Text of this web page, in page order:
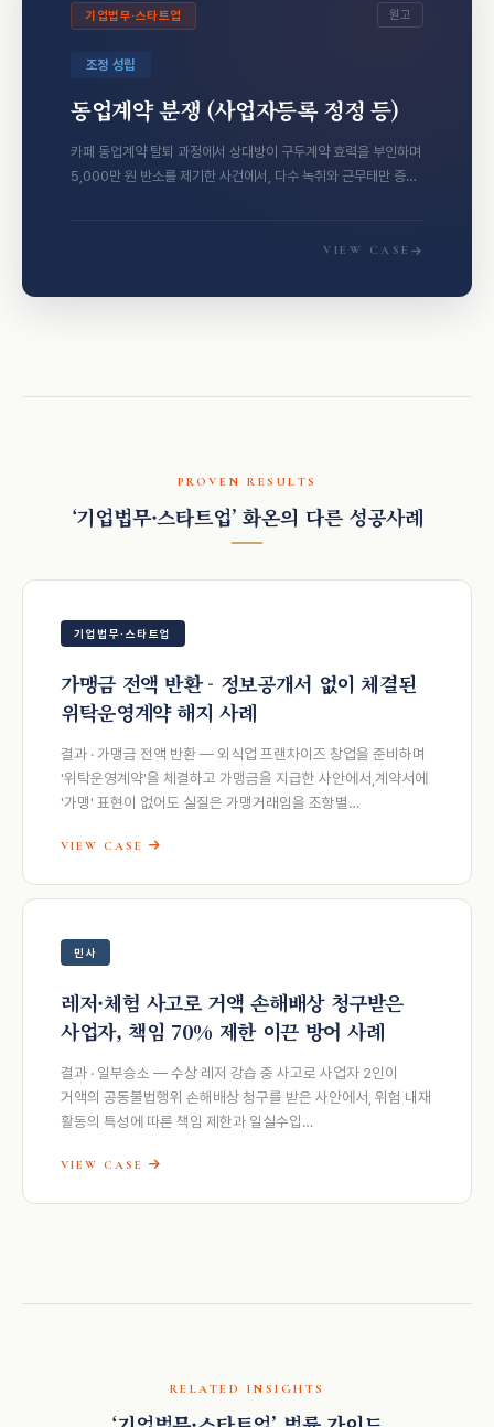
기업법무·스타트업 원고
조정 성립
동업계약 분쟁 (사업자등록 정정 등)
카페 동업계약 탈퇴 과정에서 상대방이 구두계약 효력을 부인하며
5,000만 원 반소를 제기한 사건에서, 다수 녹취와 근무태만 증거
VIEW CASE
PROVEN RESULTS
‘기업법무·스타트업’ 화온의 다른 성공사례
기업법무·스타트업
가맹금 전액 반환 - 정보공개서 없이 체결된
위탁운영계약 해지 사례
결과 · 가맹금 전액 반환 — 외식업 프랜차이즈 창업을 준비하며
'위탁운영계약'을 체결하고 가맹금을 지급한 사안에서,계약서에
'가맹' 표현이 없어도 실질은 가맹거래임을 조항별…
VIEW CASE
민사
레저·체험 사고로 거액 손해배상 청구받은
사업자, 책임 70% 제한 이끈 방어 사례
결과 · 일부승소 — 수상 레저 강습 중 사고로 사업자 2인이
거액의 공동불법행위 손해배상 청구를 받은 사안에서, 위험 내재
활동의 특성에 따른 책임 제한과 일실수입…
VIEW CASE
RELATED INSIGHTS